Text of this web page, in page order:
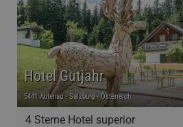
4 Sterne Hotel superior
Hotel Gutjahr
5441 Abtenau - Salzburg - Österreich